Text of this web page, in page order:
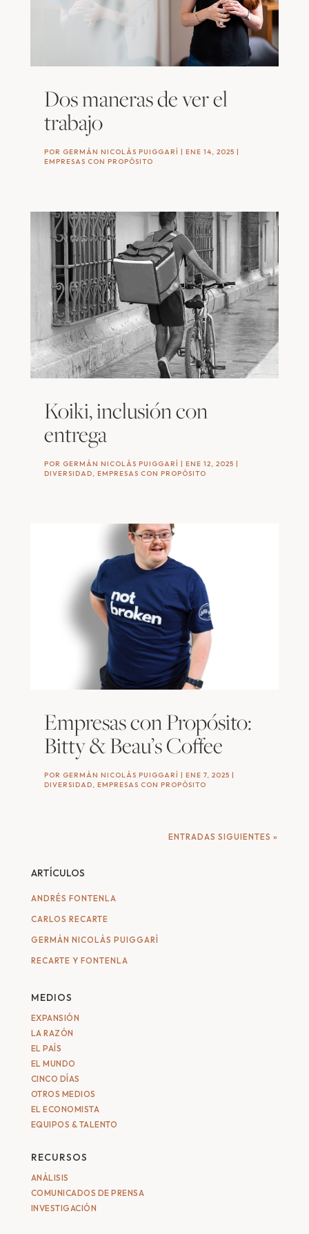
Dos maneras de ver el
trabajo
POR GERMÁN NICOLÁS PUIGGARÍ ENE 14, 2025
EMPRESAS CON PROPÓSITO
Koiki, inclusión con
entrega
POR GERMÁN NICOLÁS PUIGGARÍ | ENE 12, 2025 |
DIVERSIDAD
EMPRESAS CON PROPÓSITO
Empresas con Propósito:
Bitty & Beau’s Coffee
POR GERMÁN NICOLÁS PUIGGARÍ | ENE 7, 2025 |
DIVERSIDAD, EMPRESAS CON PROPÓSITO
ENTRADAS SIGUIENTES »
ARTÍCULOS
ANDRÉS FONTENLA
CARLOS RECARTE
GERMÁN NICOLÁS PUIGGARÍ
RECARTE Y FONTENLA
MEDIOS
EXPANSIÓN
LA RAZÓN
EL PAÍS
EL MUNDO
CINCO DÍAS
OTROS MEDIOS
EL ECONOMISTA
EQUIPOS & TALENTO
RECURSOS
ANÁLISIS
COMUNICADOS DE PRENSA
INVESTIGACIÓN